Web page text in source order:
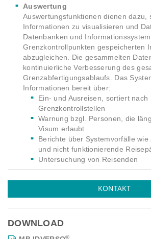
Auswertung
Auswertungsfunktionen dienen dazu,
Informationen zu visualisieren und
Datenbanken und
Grenzkontrollpunkten gespeicherten
abzugleichen. Die gesammelten
kontinuierliche Verbesserung des
Grenzabfertigungsablaufs. Das
Informationen bereit über:
Ein- und Ausreisen, sortiert nach
Grenzkontrollstellen
Warnung bzgl. Personen, die
Visum erlaubt
Berichte über Systemvorfälle
und nicht funktionierende
Untersuchung von Reisenden
KONTAKT
DOWNLOAD
®